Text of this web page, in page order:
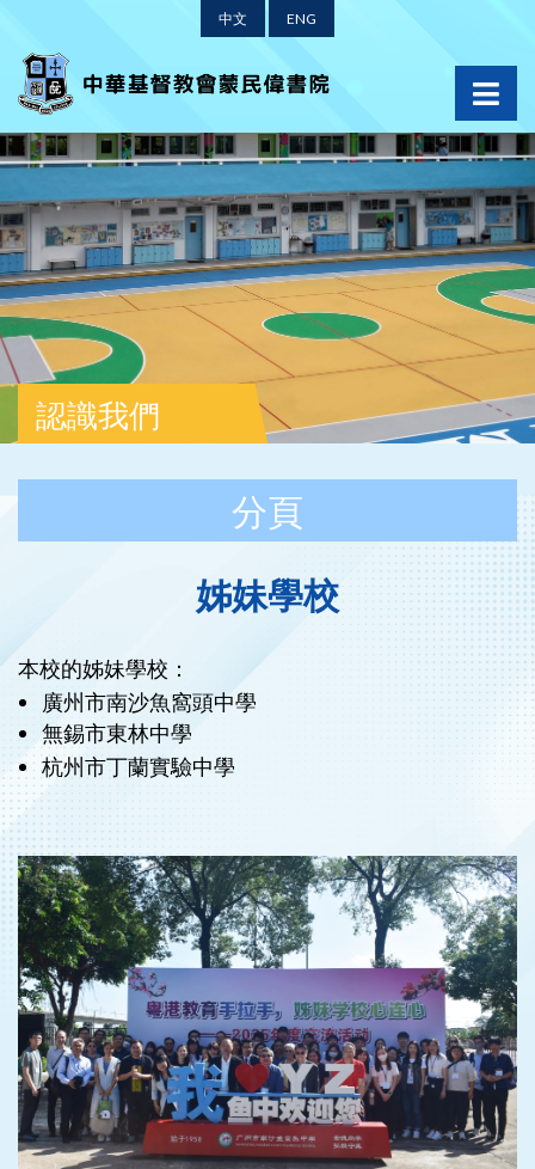
中文 ENG
認識我們
分頁
姊妹學校
本校的姊妹學校：
廣州市南沙魚窩頭中學
無錫市東林中學
杭州市丁蘭實驗中學
‹ ›